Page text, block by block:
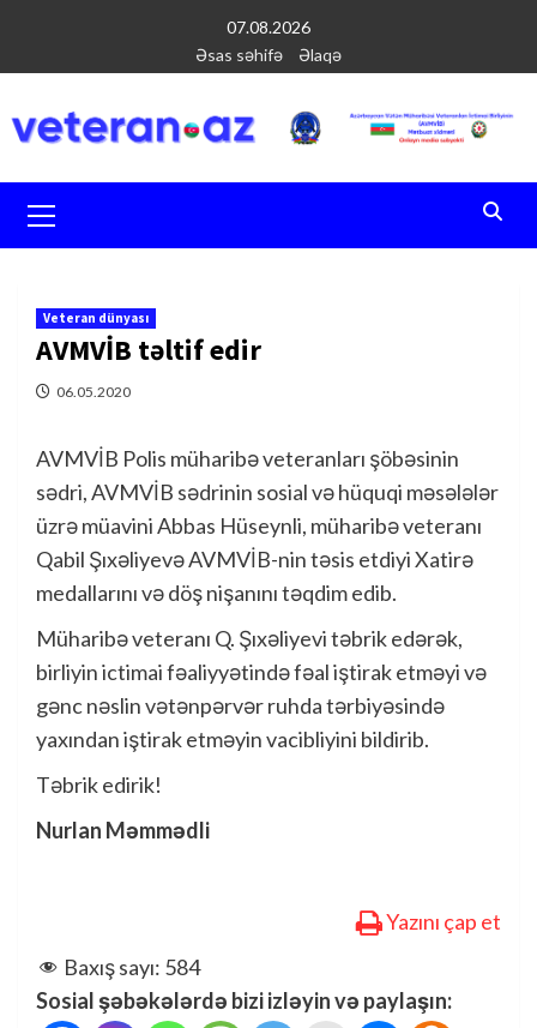
содержимому
07.08.2026
Əsas səhifə
Əlaqə
меню
Veteran dünyası
AVMVİB təltif edir
06.05.2020
AVMVİB Polis müharibə veteranları şöbəsinin
sədri, AVMVİB sədrinin sosial və hüquqi məsələlər
üzrə müavini Abbas Hüseynli, müharibə veteranı
Qabil Şıxəliyevə AVMVİB-nin təsis etdiyi Xatirə
medallarını və döş nişanını təqdim edib.
Müharibə veteranı Q. Şıxəliyevi təbrik edərək,
birliyin ictimai fəaliyyətində fəal iştirak etməyi və
gənc nəslin vətənpərvər ruhda tərbiyəsində
yaxından iştirak etməyin vacibliyini bildirib.
Təbrik edirik!
Nurlan Məmmədli
Yazını çap et
Baxış sayı: 584
Sosial şəbəkələrdə bizi izləyin və paylaşın: